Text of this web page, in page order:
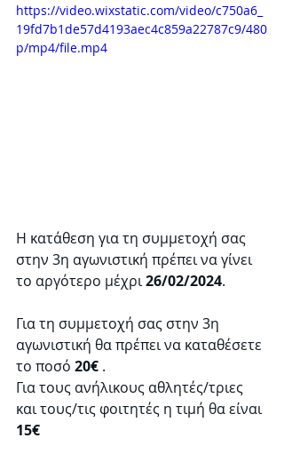
https://video.wixstatic.com/video/c750a6_
19fd7b1de57d4193aec4c859a22787c9/480
p/mp4/file.mp4
Η κατάθεση για τη συμμετοχή σας
στην 3η αγωνιστική πρέπει να γίνει
το αργότερο μέχρι 26/02/2024.
Για τη συμμετοχή σας στην 3η
αγωνιστική θα πρέπει να καταθέσετε
το ποσό 20€ .
Για τους ανήλικους αθλητές/τριες
και τους/τις φοιτητές η τιμή θα είναι
15€